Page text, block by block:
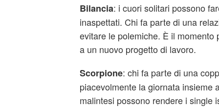
Bilancia: i cuori solitari possono
inaspettati. Chi fa parte di una
evitare le polemiche. È il momento
a un nuovo progetto di lavoro.
Scorpione: chi fa parte di una
piacevolmente la giornata insieme
malintesi possono rendere i single